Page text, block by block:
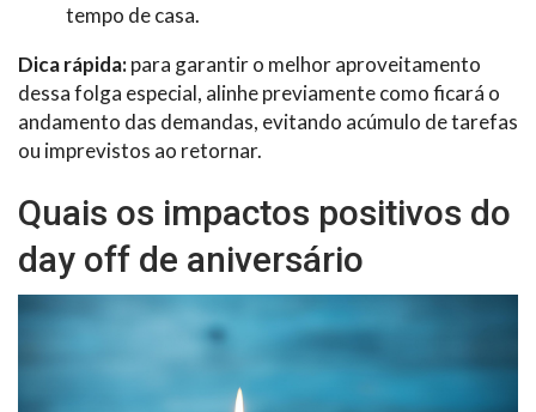
tempo de casa.
Dica rápida:para garantir o melhor aproveitamento
dessa folga especial, alinhe previamente como ficará o
andamento das demandas, evitando acúmulo de tarefas
ou imprevistos ao retornar.
Quais os impactos positivos do
day off de aniversário